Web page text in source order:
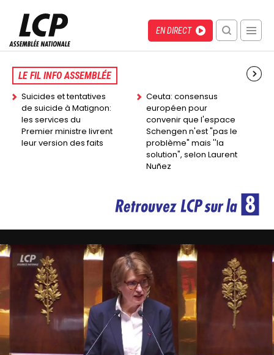
contenu
principal
Menu
recherche
mobile
Direct
EN DIRECT
top
LE FIL INFO ASSEMBLÉE
Suicides et tentatives
de suicide à Matignon:
les services du
Premier ministre livrent
leur version des faits
Ceuta: consensus
européen pour
convenir que l'espace
Schengen n'est "pas le
problème" mais ''la
solution", selon Laurent
Nuñez
Image